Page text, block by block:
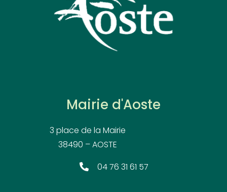
Mairie d'Aoste
3 place de la Mairie
38490 – AOSTE
04 76 31 61 57